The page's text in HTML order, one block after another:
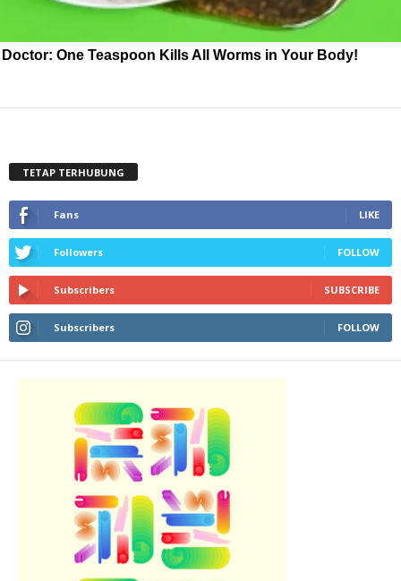
Doctor: One Teaspoon Kills All Worms in Your Body!
TETAP TERHUBUNG
Fans LIKE
Followers FOLLOW
Subscribers SUBSCRIBE
Subscribers FOLLOW